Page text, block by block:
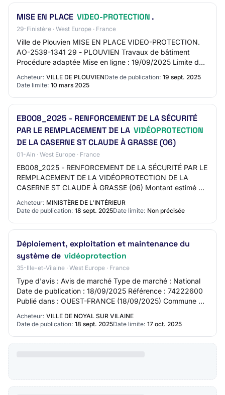
MISE EN PLACE VIDEO-PROTECTION .
29-Finistère · West Europe · France
Ville de Plouvien MISE EN PLACE VIDEO-PROTECTION.
AO-2539-1341 29 - PLOUVIEN Travaux de bâtiment
Procédure adaptée Mise en ligne : 19/09/2025 Limite de
Acheteur: VILLE DE PLOUVIENDate de publication: 19 sept. 2025
Date limite: 10 mars 2025
EB008_2025 - RENFORCEMENT DE LA SÉCURITÉ
PAR LE REMPLACEMENT DE LA VIDÉOPROTECTION
DE LA CASERNE ST CLAUDE À GRASSE (06)
01-Ain · West Europe · France
EB008_2025 - RENFORCEMENT DE LA SÉCURITÉ PAR LE
REMPLACEMENT DE LA VIDÉOPROTECTION DE LA
CASERNE ST CLAUDE À GRASSE (06) Montant estimé du
marché: 50000 EURO Date cible de publication (Attention
: Da…
Acheteur: MINISTÈRE DE L'INTÉRIEUR
Date de publication: 18 sept. 2025Date limite: Non précisée
Déploiement, exploitation et maintenance du
système de vidéoprotection
35-Ille-et-Vilaine · West Europe · France
Type d'avis : Avis de marché Type de marché : National
Date de publication : 18/09/2025 Référence : 74222600
Publié dans : OUEST-FRANCE (18/09/2025) Commune de
Acheteur: VILLE DE NOYAL SUR VILAINE
Date de publication: 18 sept. 2025Date limite: 17 oct. 2025